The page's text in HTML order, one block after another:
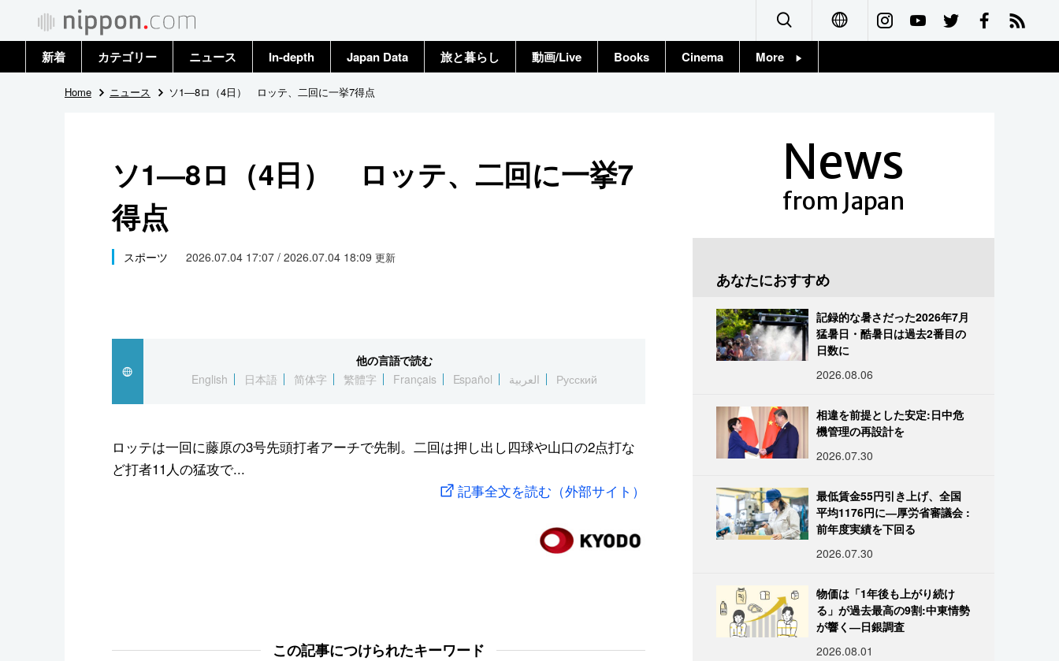
Français
新着 カテゴリー
政治・外交
国際
社会
文化
スポーツ・東京2020
ニュース
トップ
In-depth Japan Data 旅と暮らし 動画/Live Books Cinema More
Home ニュース ソ1―8ロ（4日） ロッテ、二回に一挙7得点
ソ1―8ロ（4日） ロッテ、二回に一挙7
得点
スポーツ 2026.07.04 17:07 / 2026.07.04 18:09 更新
他の言語で読む
English
日本語 简体字 繁體字 Français Español العربية Русский
ロッテは一回に藤原の3号先頭打者アーチで先制。二回は押し出し四球や山口の2点打な
ど打者11人の猛攻で...
記事全文を読む（外部サイト）
この記事につけられたキーワード
News
from Japan
あなたにおすすめ
記録的な暑さだった2026年7月
猛暑日・酷暑日は過去2番目の
日数に
2026.08.06
相違を前提とした安定:日中危
機管理の再設計を
2026.07.30
最低賃金55円引き上げ、全国
平均1176円に―厚労省審議会 :
前年度実績を下回る
2026.07.30
物価は「1年後も上がり続け
る」が過去最高の9割:中東情勢
が響く―日銀調査
2026.08.01